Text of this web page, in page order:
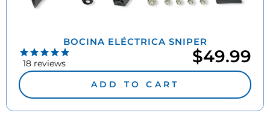
BOCINA ELÉCTRICA SNIPER
18 reviews $49.99
ADD TO CART